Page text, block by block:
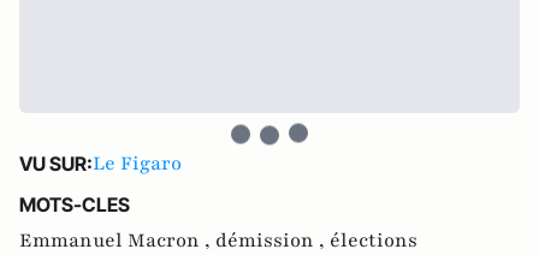
VU SUR:Le Figaro
MOTS-CLES
Emmanuel Macron , démission , élections